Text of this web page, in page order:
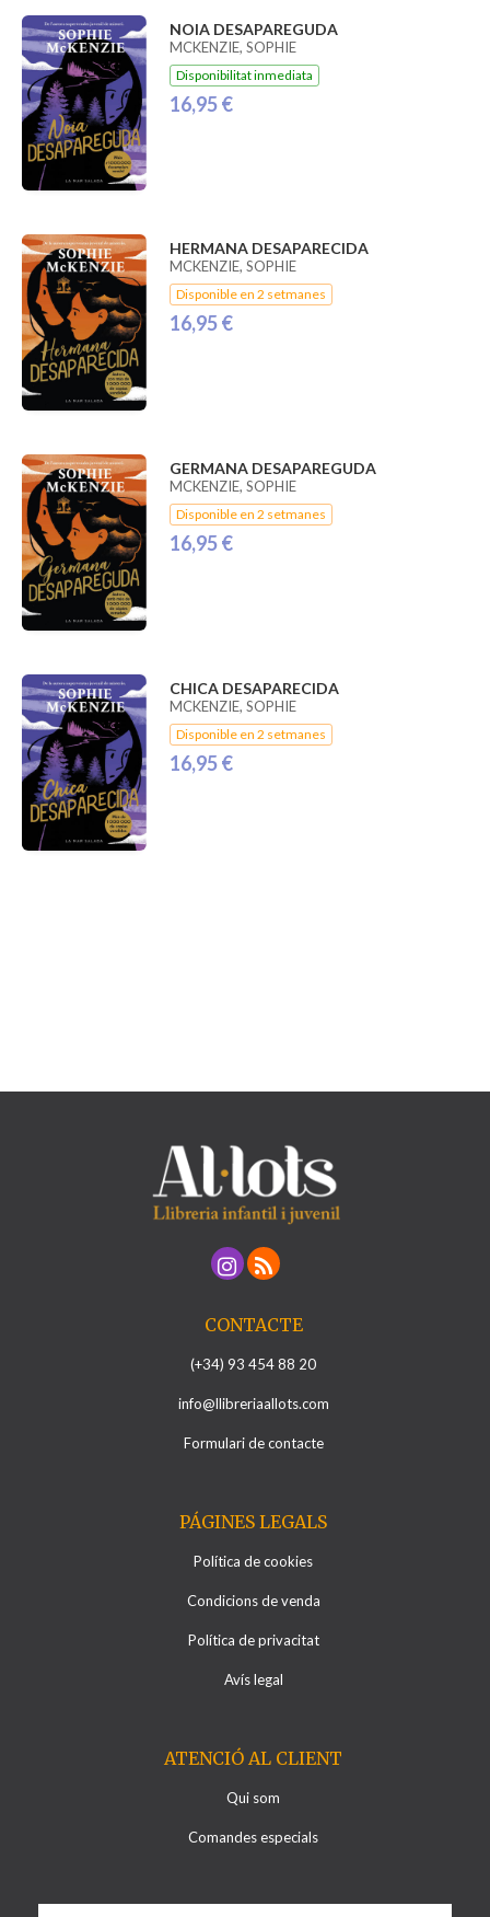
NOIA DESAPAREGUDA
MCKENZIE, SOPHIE
Disponibilitat inmediata
16,95 €
HERMANA DESAPARECIDA
MCKENZIE, SOPHIE
Disponible en 2 setmanes
16,95 €
GERMANA DESAPAREGUDA
MCKENZIE, SOPHIE
Disponible en 2 setmanes
16,95 €
CHICA DESAPARECIDA
MCKENZIE, SOPHIE
Disponible en 2 setmanes
16,95 €
CONTACTE
(+34) 93 454 88 20
info@llibreriaallots.com
Formulari de contacte
PÁGINES LEGALS
Política de cookies
Condicions de venda
Política de privacitat
Avís legal
ATENCIÓ AL CLIENT
Qui som
Comandes especials